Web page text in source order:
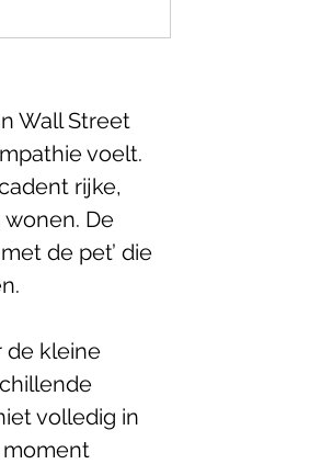
Wall Street
voelt.
rijke,
De
de pet’ die
de kleine
volledig in
moment